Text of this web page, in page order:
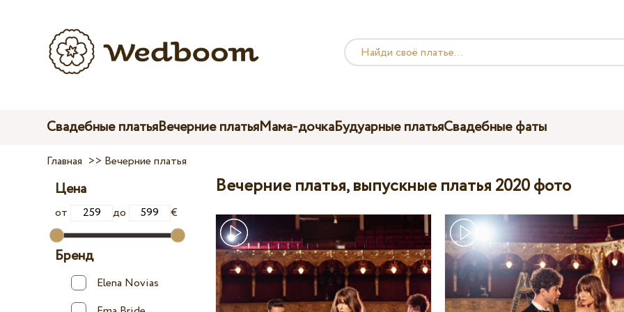
Свадебные платьяВечерние платьяМама-дочкаБудуарные платьяСвадебные фаты
Главная >> Вечерние платья
Цена
от до €
Бренд
Elena Novias
Вечерние платья, выпускные платья 2020 фото